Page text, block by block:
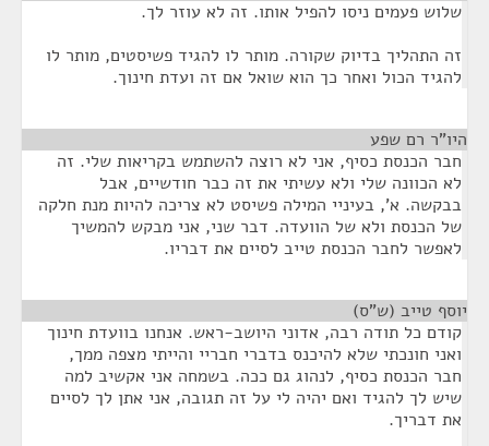
שלוש פעמים ניסו להפיל אותו. זה לא עוזר לך.
זה התהליך בדיוק שקורה. מותר לו להגיד פשיסטים, מותר לו
להגיד הכול ואחר כך הוא שואל אם זה ועדת חינוך.
היו"ר רם שפע
חבר הכנסת כסיף, אני לא רוצה להשתמש בקריאות שלי. זה
לא הכוונה שלי ולא עשיתי את זה כבר חודשיים, אבל
בבקשה. א', בעיניי המילה פשיסט לא צריכה להיות מנת חלקה
של הכנסת ולא של הוועדה. דבר שני, אני מבקש להמשיך
לאפשר לחבר הכנסת טייב לסיים את דבריו.
יוסף טייב (ש"ס)
קודם כל תודה רבה, אדוני היושב-ראש. אנחנו בוועדת חינוך
ואני חונכתי שלא להיכנס בדברי חבריי והייתי מצפה ממך,
חבר הכנסת כסיף, לנהוג גם ככה. בשמחה אני אקשיב למה
שיש לך להגיד ואם יהיה לי על זה תגובה, אני אתן לך לסיים
את דבריך.